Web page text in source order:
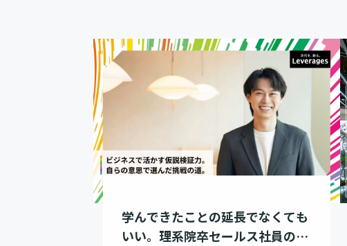
学んできたことの延長でなくても
いい。理系院卒セールス社員のキ